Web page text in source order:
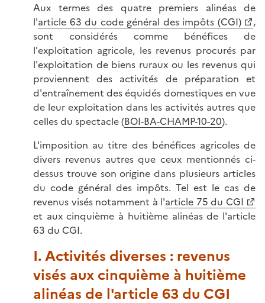
Aux termes des quatre premiers alinéas de
l'article 63 du code général des impôts (CGI)
,
sont considérés comme bénéfices de
l'exploitation agricole, les revenus procurés par
l'exploitation de biens ruraux ou les revenus qui
proviennent des activités de préparation et
d'entraînement des équidés domestiques en vue
de leur exploitation dans les activités autres que
celles du spectacle (BOI-BA-CHAMP-10-20).
L'imposition au titre des bénéfices agricoles de
divers revenus autres que ceux mentionnés ci-
dessus trouve son origine dans plusieurs articles
du code général des impôts. Tel est le cas de
revenus visés notamment à l'article 75 du CGI
et aux cinquième à huitième alinéas de l'article
63 du CGI.
I. Activités diverses : revenus
visés aux cinquième à huitième
alinéas de l'article 63 du CGI